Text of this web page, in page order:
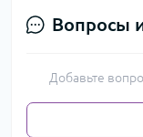
Вопросы
Добавьте